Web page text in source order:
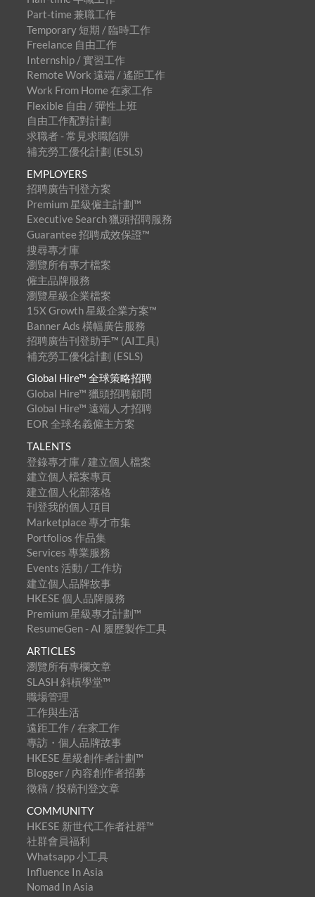
Part-time 兼職工作
Temporary 短期 / 臨時工作
Freelance 自由工作
Internship / 實習工作
Remote Work 遠端 / 遙距工作
Work From Home 在家工作
Flexible 自由 / 彈性上班
自由工作配對計劃
求職者 - 常見求職陷阱
補充勞工優化計劃 (ESLS)
EMPLOYERS
招聘廣告刊登方案
Premium 星級僱主計劃™
Executive Search 獵頭招聘服務
Guarantee 招聘成效保證™
搜尋專才庫
瀏覽所有專才檔案
僱主品牌服務
瀏覽星級企業檔案
15X Growth 星級企業方案™
Banner Ads 橫幅廣告服務
招聘廣告刊登助手™ (AI工具)
補充勞工優化計劃 (ESLS)
Global Hire™ 全球策略招聘
Global Hire™ 獵頭招聘顧問
Global Hire™ 遠端人才招聘
EOR 全球名義僱主方案
TALENTS
登錄專才庫 / 建立個人檔案
建立個人檔案專頁
建立個人化部落格
刊登我的個人項目
Marketplace 專才市集
Portfolios 作品集
Services 專業服務
Events 活動 / 工作坊
建立個人品牌故事
HKESE 個人品牌服務
Premium 星級專才計劃™
ResumeGen - AI 履歷製作工具
ARTICLES
瀏覽所有專欄文章
SLASH 斜槓學堂™
職場管理
工作與生活
遠距工作 / 在家工作
專訪・個人品牌故事
HKESE 星級創作者計劃™
Blogger / 內容創作者招募
徵稿 / 投稿刊登文章
COMMUNITY
HKESE 新世代工作者社群™
社群會員福利
Whatsapp 小工具
Influence In Asia
Nomad In Asia